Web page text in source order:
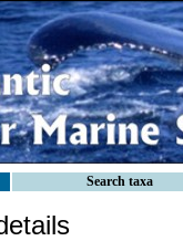
Search taxa